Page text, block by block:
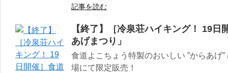
記事を読む
【終了】［冷泉荘ハイキング！ 19
あげまつり」
食道よこちょう特製のおいしい ”からあ
場にて限定販売！